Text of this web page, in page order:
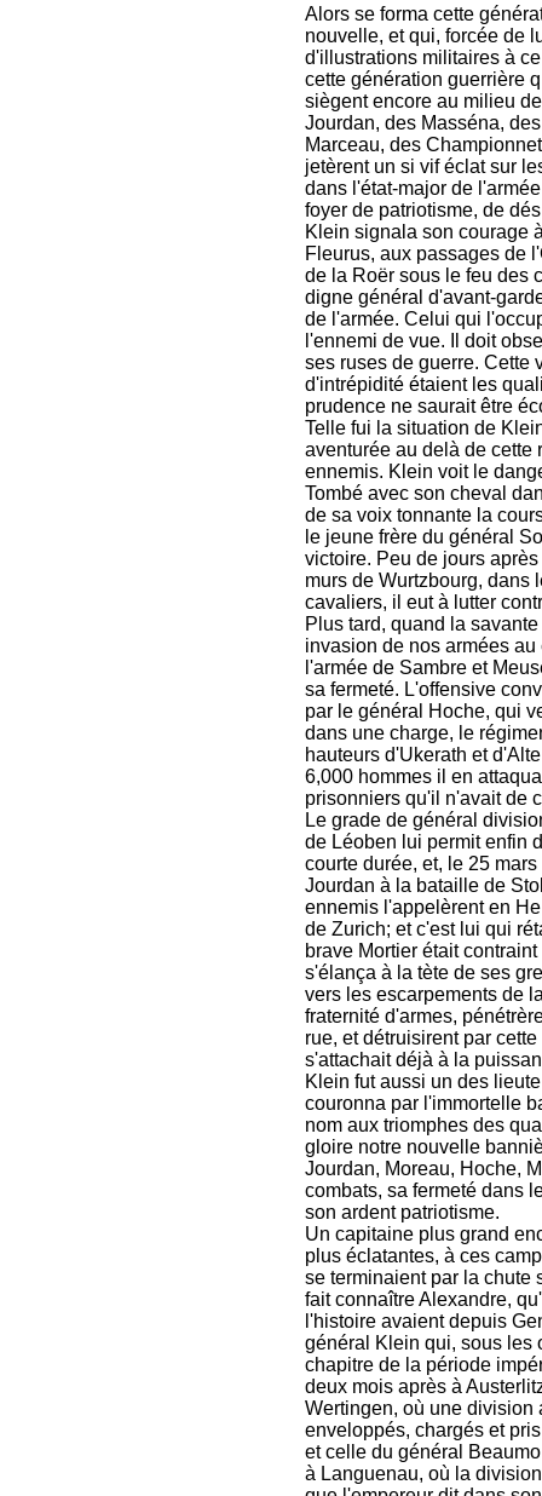
Alors se forma cette
nouvelle, et qui, forcée de
d'illustrations militaires à
cette génération guerrière
siègent encore au milieu
Jourdan, des Masséna,
Marceau, des
jetèrent un si vif éclat sur
dans l'état-major de
foyer de patriotisme, de
Klein signala son courage
Fleurus, aux passages de
de la Roër sous le feu des
digne général d'avant-
de l'armée. Celui qui
l'ennemi de vue. Il doit
ses ruses de guerre. Cette
d'intrépidité étaient les
prudence ne saurait être
Telle fui la situation de
aventurée au delà de cette
ennemis. Klein voit le
Tombé avec son cheval
de sa voix tonnante la
le jeune frère du général
victoire. Peu de jours
murs de Wurtzbourg, dans
cavaliers, il eut à lutter
Plus tard, quand la
invasion de nos armées
l'armée de Sambre et
sa fermeté. L'offensive
par le général Hoche, qui
dans une charge, le
hauteurs d'Ukerath et
6,000 hommes il en
prisonniers qu'il n'avait de
Le grade de général
de Léoben lui permit enfin
courte durée, et, le 25
Jourdan à la bataille de
ennemis l'appelèrent en
de Zurich; et c'est lui qui
brave Mortier était
s'élança à la tète de ses
vers les escarpements de
fraternité d'armes,
rue, et détruisirent par
s'attachait déjà à la
Klein fut aussi un des
couronna par l'immortelle
nom aux triomphes des
gloire notre nouvelle
Jourdan, Moreau, Hoche,
combats, sa fermeté dans
son ardent patriotisme.
Un capitaine plus grand
plus éclatantes, à ces
se terminaient par la chute
fait connaître Alexandre,
l'histoire avaient depuis
général Klein qui, sous les
chapitre de la période
deux mois après à
Wertingen, où une division
enveloppés, chargés et
et celle du général
à Languenau, où la